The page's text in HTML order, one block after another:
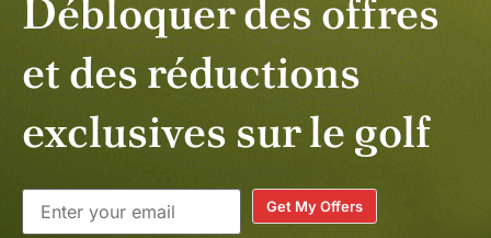
Débloquer des offres
et des réductions
exclusives sur le golf
Get My Offers